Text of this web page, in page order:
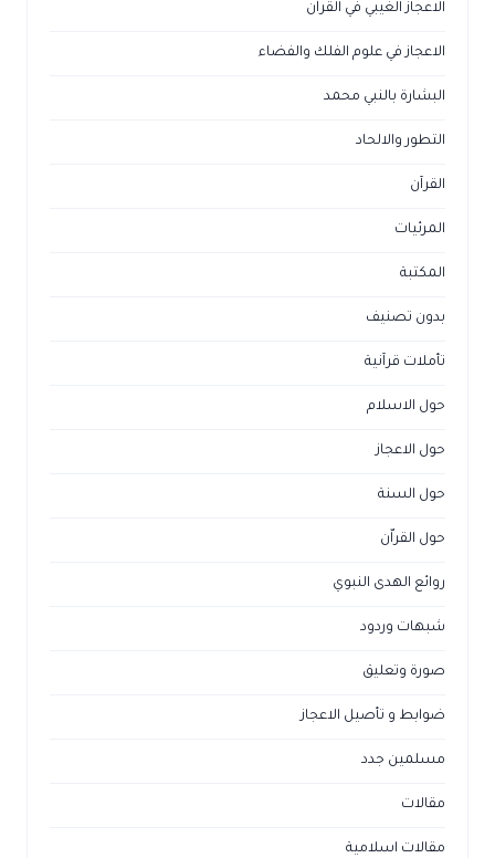
الاعجاز الغيبي في القرآن
الاعجاز في علوم الفلك والفضاء
البشارة بالنبي محمد
التطور والالحاد
القرآن
المرئيات
المكتبة
بدون تصنيف
تأملات قرآنية
حول الاسلام
حول الاعجاز
حول السنة
حول القراّن
روائع الهدى النبوي
شبهات وردود
صورة وتعليق
ضوابط و تأصيل الاعجاز
مسلمين جدد
مقالات
مقالات اسلامية